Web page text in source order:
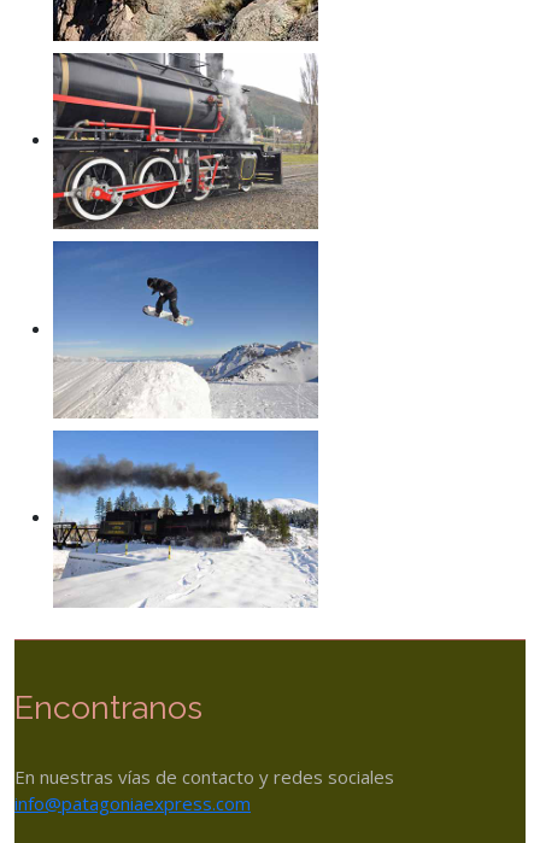
Encontranos
En nuestras vías de contacto y redes sociales
info@patagoniaexpress.com